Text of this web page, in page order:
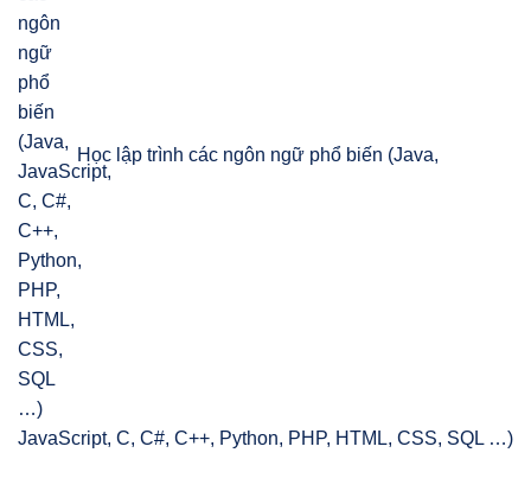
Học lập trình các ngôn ngữ phổ biến (Java,
JavaScript, C, C#, C++, Python, PHP, HTML, CSS, SQL …)